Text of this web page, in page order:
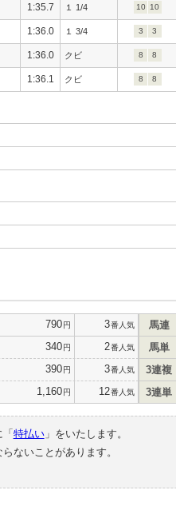
1:35.7 １ 1/4 10 10
1:36.0 １ 3/4 3 3
1:36.0 クビ 8 8
1:36.1 クビ 8 8
790円 3番人気
340円 2番人気
390円 3番人気
1,160円 12番人気
馬連
馬単
3連複
3連単
特払い」をいたします。
ないことがあります。